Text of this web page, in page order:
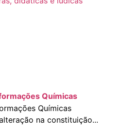
Químicas
Químicas
na constituição...